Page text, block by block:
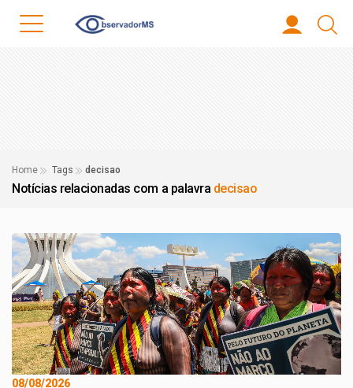
Home Tags decisao
Notícias relacionadas com a palavra decisao
08/08/2026